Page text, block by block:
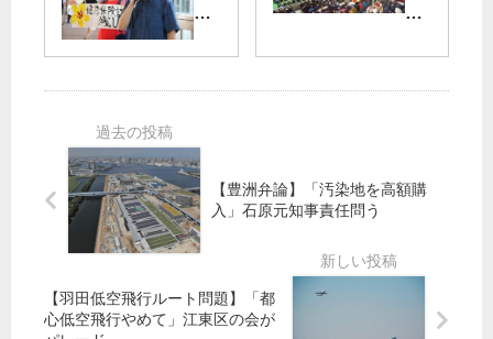
新
で
朝
宣
伝
“党
進
で
進
よ
和
比
保
証
め
よ
共
党
走
政
【豊洲弁論】「汚染地を高額購
入」石原元知事責任問う
【羽田低空飛行ルート問題】「都
心低空飛行やめて」江東区の会が